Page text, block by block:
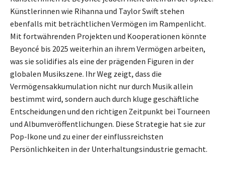
Künstlerinnen wie Rihanna und Taylor Swift stehen
ebenfalls mit beträchtlichen Vermögen im Rampenlicht.
Mit fortwährenden Projekten und Kooperationen könnte
Beyoncé bis 2025 weiterhin an ihrem Vermögen arbeiten,
was sie solidifies als eine der prägenden Figuren in der
globalen Musikszene. Ihr Weg zeigt, dass die
Vermögensakkumulation nicht nur durch Musik allein
bestimmt wird, sondern auch durch kluge geschäftliche
Entscheidungen und den richtigen Zeitpunkt bei Tourneen
und Albumveröffentlichungen. Diese Strategie hat sie zur
Pop-Ikone und zu einer der einflussreichsten
Persönlichkeiten in der Unterhaltungsindustrie gemacht.